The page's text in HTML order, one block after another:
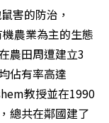
害的防治，
農業為主的生態
農田周遭建立3
佔有率高達
教授並在1990
總共在鄰國建了